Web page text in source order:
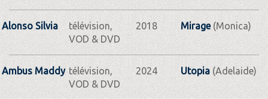
Alonso Silvia
télévision,
VOD & DVD
2018 Mirage(Monica)
Ambus Maddy télévision,
VOD & DVD
2024 Utopia(Adelaide)